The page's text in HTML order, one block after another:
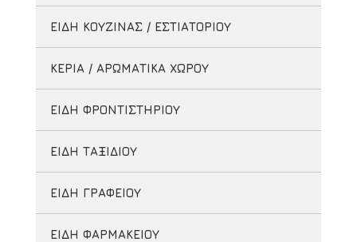
ΕΙΔΗ ΚΟΥΖΙΝΑΣ / ΕΣΤΙΑΤΟΡΙΟΥ
ΚΕΡΙΑ / ΑΡΩΜΑΤΙΚΑ ΧΩΡΟΥ
ΕΙΔΗ ΦΡΟΝΤΙΣΤΗΡΙΟΥ
ΕΙΔΗ ΤΑΞΙΔΙΟΥ
ΕΙΔΗ ΓΡΑΦΕΙΟΥ
ΕΙΔΗ ΦΑΡΜΑΚΕΙΟΥ